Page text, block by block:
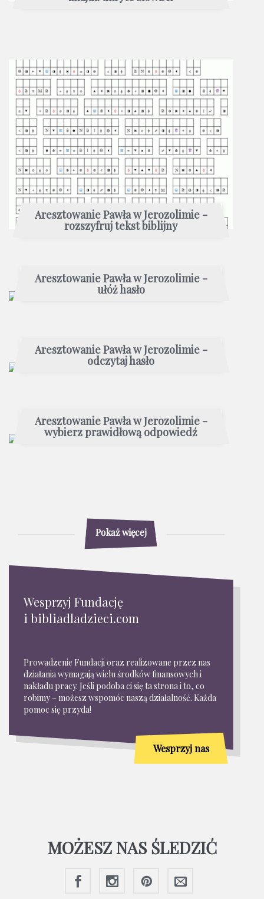
Aresztowanie Pawła w Jerozolimie -
rozszyfruj tekst biblijny
Aresztowanie Pawła w Jerozolimie -
ułóż hasło
Aresztowanie Pawła w Jerozolimie -
odczytaj hasło
Aresztowanie Pawła w Jerozolimie -
wybierz prawidłową odpowiedź
Pokaż więcej
Wesprzyj Fundację
i bibliadladzieci.com
Prowadzenie Fundacji oraz realizowane przez nas
działania wymagają wielu środków finansowych i
nakładu pracy. Jeśli podoba ci się ta strona i to, co
robimy – możesz wspomóc naszą działalność. Każda
pomoc się przyda!
Wesprzyj nas
MOŻESZ NAS ŚLEDZIĆ